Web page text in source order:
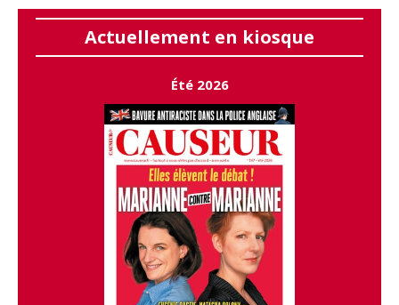
Actuellement en kiosque
Été 2026